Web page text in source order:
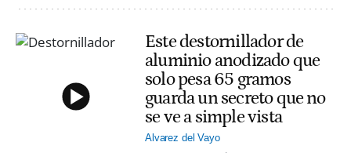
Este destornillador de
aluminio anodizado que
solo pesa 65 gramos
guarda un secreto que no
se ve a simple vista
Alvarez del Vayo